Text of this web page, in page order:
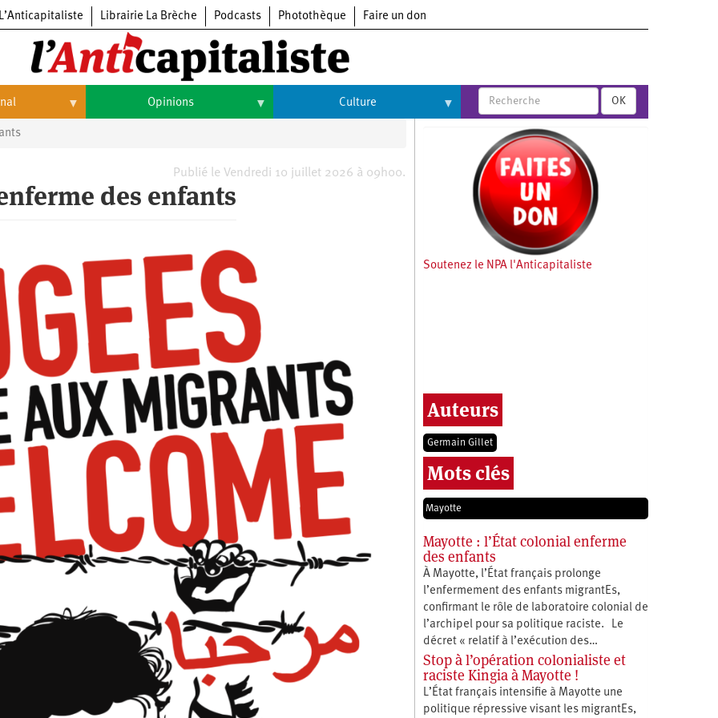
L’Anticapitaliste Librairie La Brèche Podcasts Photothèque Faire un don
Opinions Culture
Arts
OK
Publié le Vendredi 10 juillet 2026 à 09h00.
des enfants
Soutenez le NPA l'Anticapitaliste
Auteurs
Germain Gillet
Mots clés
Mayotte
Mayotte : l’État colonial enferme
des enfants
À Mayotte, l’État français prolonge
l’enfermement des enfants migrantEs,
confirmant le rôle de laboratoire colonial de
l’archipel pour sa politique raciste. Le
décret « relatif à l’exécution des…
Stop à l’opération colonialiste et
raciste Kingia à Mayotte !
L’État français intensifie à Mayotte une
politique répressive visant les migrantEs,